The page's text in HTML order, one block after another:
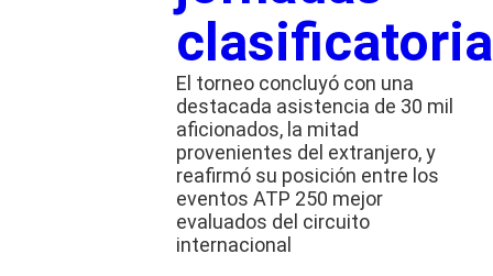
El torneo concluyó con una
destacada asistencia de 30 mil
aficionados, la mitad
provenientes del extranjero, y
reafirmó su posición entre los
eventos ATP 250 mejor
evaluados del circuito
internacional